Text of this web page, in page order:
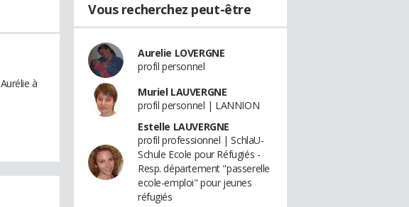
à
Vous recherchez peut-être
Aurelie LOVERGNE
profil personnel
Muriel LAUVERGNE
profil personnel | LANNION
Estelle LAUVERGNE
profil professionnel | SchlaU-
Schule Ecole pour Réfugiés -
Resp. département "passerelle
ecole-emploi" pour jeunes
réfugiés